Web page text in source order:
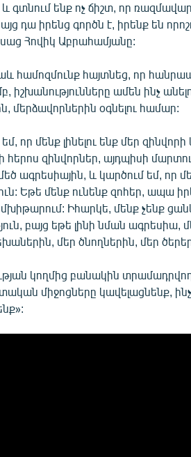
և գտնում ենք ոչ ճիշտ, որ
դա իրենց գործն է, իրենք են
Հովիկ Աբրահամյանը:
համոզմունք հայտնեց, որ
իշխանությունները ամեն ինչ
մերձավորներին օգնելու համար:
որ մենք լինելու ենք մեր
հերոս զինվորներ, այդպիսի
մեծ ագրեսիային, և կարծում եմ,
Եթե մենք ունենք զոհեր, ապա
մխիթարում: Իհարկե, մենք չենք
բայց եթե լինի նման
մեր ծնողներին, մեր
կողմից բանակին
միջոցները կավելացնենք,